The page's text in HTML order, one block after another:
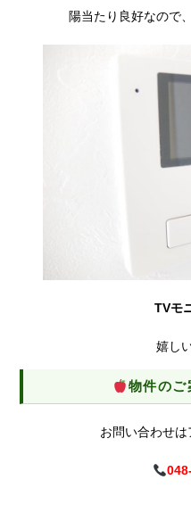
陽当たり良好なので
TVモ
嬉し
物件のご
お問い合わせ